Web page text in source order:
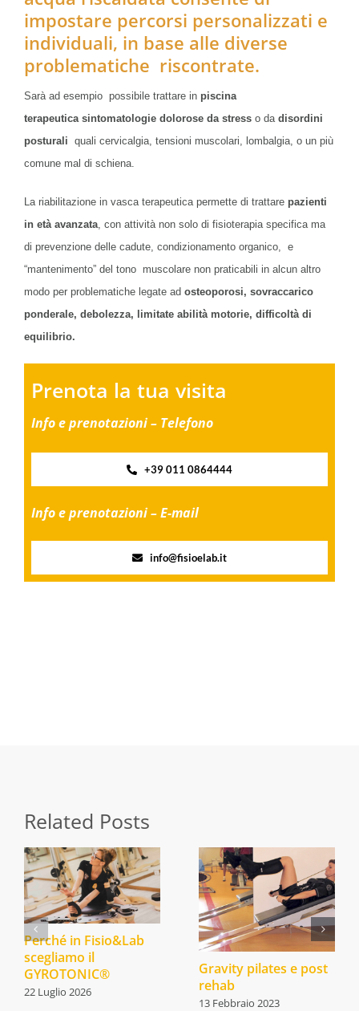
impostare percorsi personalizzati e
individuali, in base alle diverse
problematiche riscontrate.
Sarà ad esempio possibile trattare in piscina
terapeutica sintomatologie dolorose da stress o da disordini
posturali quali cervicalgia, tensioni muscolari, lombalgia, o un più
comune mal di schiena.
La riabilitazione in vasca terapeutica permette di trattare pazienti
in età avanzata , con attività non solo di fisioterapia specifica ma
di prevenzione delle cadute, condizionamento organico, e
“mantenimento” del tono muscolare non praticabili in alcun altro
modo per problematiche legate ad osteoporosi, sovraccarico
ponderale, debolezza, limitate abilità motorie, difficoltà di
equilibrio.
Prenota la tua visita
Info e prenotazioni – Telefono
+39 011 0864444
Info e prenotazioni – E-mail
info@fisioelab.it
Related Posts
Perché in Fisio&Lab
scegliamo il
GYROTONIC®
22 Luglio 2026
Gravity pilates e post
rehab
13 Febbraio 2023